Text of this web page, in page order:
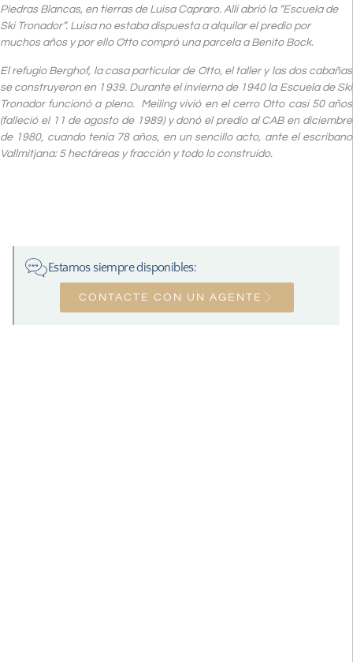
Piedras Blancas, en tierras de Luisa Capraro. Allí abrió la “Escuela de
Ski Tronador”. Luisa no estaba dispuesta a alquilar el predio por
muchos años y por ello Otto compró una parcela a Benito Bock.
El refugio Berghof, la casa particular de Otto, el taller y las dos cabañas
se construyeron en 1939. Durante el invierno de 1940 la Escuela de Ski
Tronador funcionó a pleno. Meiling vivió en el cerro Otto casi 50 años
(falleció el 11 de agosto de 1989) y donó el predio al CAB en diciembre
de 1980, cuando tenía 78 años, en un sencillo acto, ante el escribano
Vallmitjana: 5 hectáreas y fracción y todo lo construido.
Estamos siempre disponibles:
CONTACTE CON UN AGENTE